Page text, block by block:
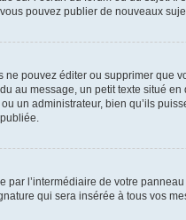
pouvez publier de nouveaux
pouvez éditer ou supprimer
au message, un petit texte situé
un administrateur, bien qu’ils
l’intermédiaire de votre
qui sera insérée à tous vos